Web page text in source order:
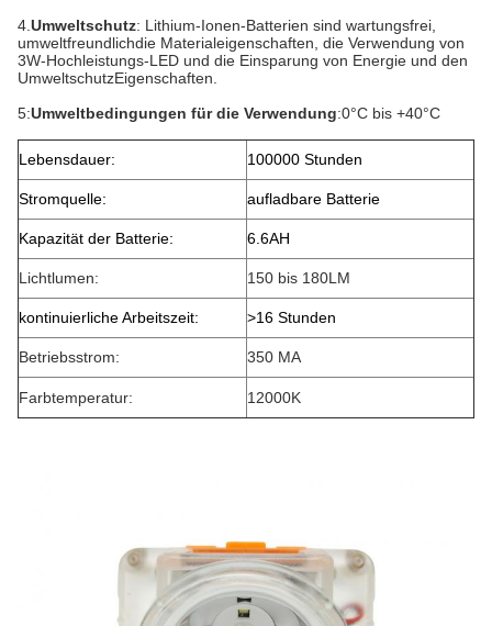
4. Umweltschutz: Lithium-Ionen-Batterien sind wartungsfrei,
umweltfreundlichdie Materialeigenschaften, die Verwendung von
3W-Hochleistungs-LED und die Einsparung von Energie und den
UmweltschutzEigenschaften.
5:Umweltbedingungen für die Verwendung:0°C bis +40°C
Lebensdauer: 100000 Stunden
Stromquelle: aufladbare Batterie
Kapazität der Batterie: 6.6AH
Lichtlumen: 150 bis 180LM
kontinuierliche Arbeitszeit: >16 Stunden
Betriebsstrom: 350 MA
Farbtemperatur: 12000K